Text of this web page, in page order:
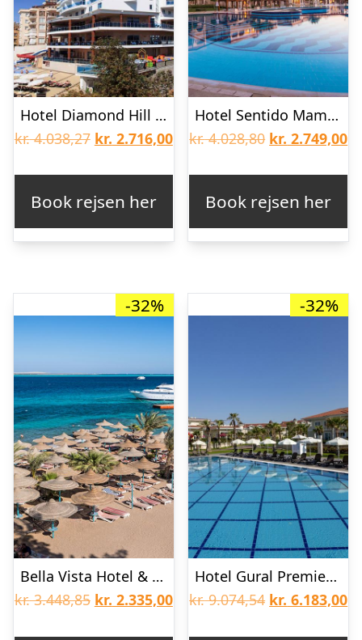
Hotel Diamond Hill Resort
kr.4.038,27 Den
var:
kr. 4.038,27.
kr. 2.716,00Den
kr. 2.716,00.
Book rejsen her
Hotel Sentido Mamlouk Palace Resort
kr.4.028,80 Den
var:
kr. 4.028,80.
kr. 2.749,00
Book rejsen her
-32%
Bella Vista Hotel & Resort – All inclusive
kr.3.448,85 Den
kr. 2.335,00Den
-32%
Hotel Gural Premier Belek
kr.9.074,54 Den
kr. 6.183,00